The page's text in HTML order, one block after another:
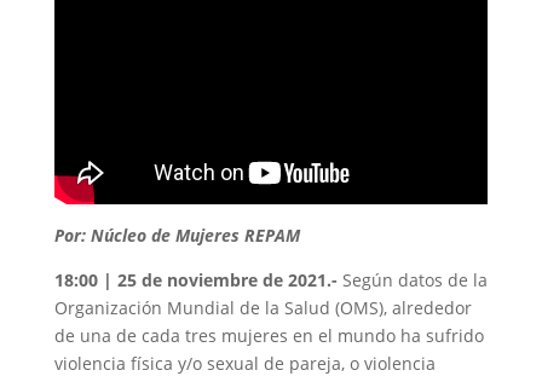
Por: Núcleo de Mujeres REPAM
18:00 | 25 de noviembre de 2021.- Según datos de la
Organización Mundial de la Salud (OMS), alrededor
de una de cada tres mujeres en el mundo ha sufrido
violencia física y/o sexual de pareja, o violencia